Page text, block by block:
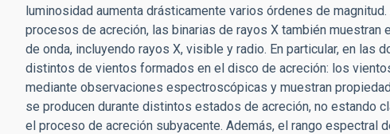
luminosidad aumenta drásticamente varios órdenes de
procesos de acreción, las binarias de rayos X también
de onda, incluyendo rayos X, visible y radio. En particular, en
distintos de vientos formados en el disco de acreción: los
mediante observaciones espectroscópicas y muestran
se producen durante distintos estados de acreción, no estando
el proceso de acreción subyacente. Además, el rango espectral